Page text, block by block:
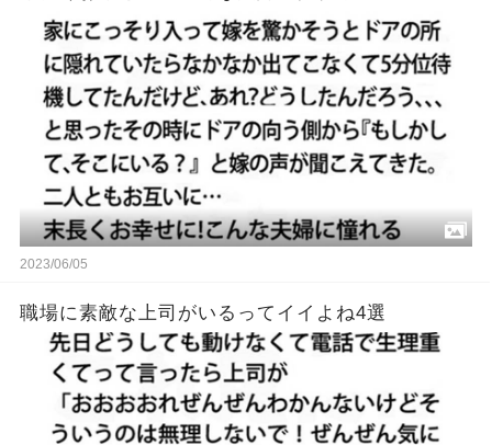
2023/06/05
職場に素敵な上司がいるってイイよね4選